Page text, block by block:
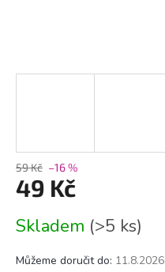
59 Kč –16 %
49 Kč
cena:
Skladem (>5 ks)
Můžeme doručit do: 11.8.2026